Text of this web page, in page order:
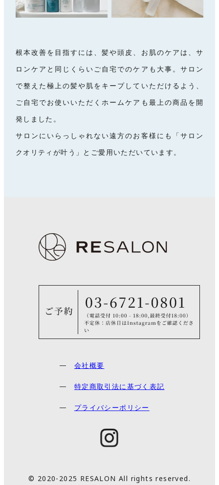
根本改善を目指すには、髪や頭皮、お肌のケアは、サ
ロンケアと同じくらいご自宅でのケアも大事。サロン
で整えた極上の髪や肌をキープしていただけるよう、
ご自宅でお使いいただくホームケアも最上の商品を開
発しました。
サロンにいらっしゃれない遠方のお客様にも「サロン
クオリティが叶う」とご愛用いただいています。
会社概要
特定商取引法に基づく表記
プライバシーポリシー
© 2020-2025 RESALON All rights reserved.